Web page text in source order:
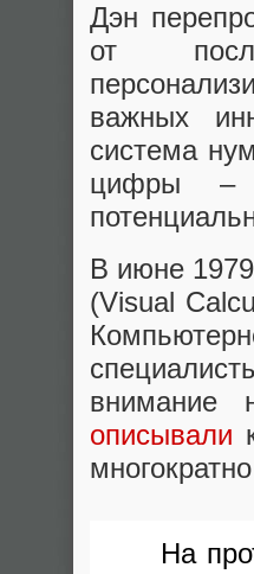
Дэн
от
важных
система
цифры –
В июне
(Visual
внимание
описывали
На